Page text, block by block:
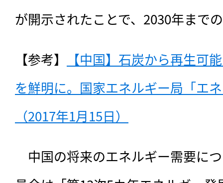
が開示されたことで、2030年まで
【参考】
【中国】石炭から再生可
を鮮明に。国家エネルギー局「エ
（2017年1月15日）
中国の将来のエネルギー需要に